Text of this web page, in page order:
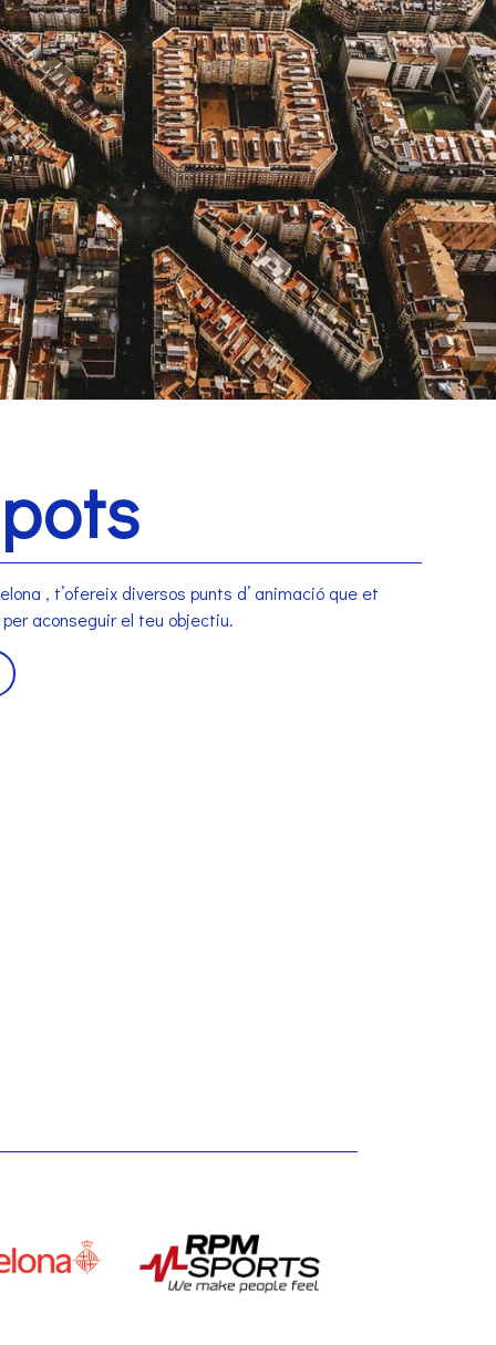
, t’ofereix diversos punts d’ animació que et
aconseguir el teu objectiu.